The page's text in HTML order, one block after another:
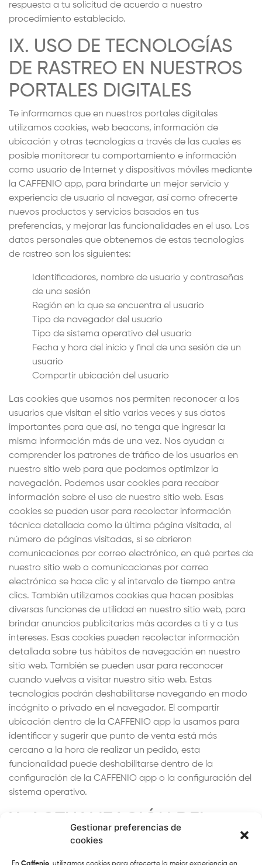
Gestionar preferencias de
cookies
respuesta a tu solicitud de acuerdo a nuestro
procedimiento establecido.
IX. USO DE TECNOLOGÍAS
DE RASTREO EN NUESTROS
PORTALES DIGITALES
Te informamos que en nuestros portales digitales
utilizamos cookies, web beacons, información de
ubicación y otras tecnologías a través de las cuales es
posible monitorear tu comportamiento e información
como usuario de Internet y dispositivos móviles mediante
la CAFFENIO app, para brindarte un mejor servicio y
experiencia de usuario al navegar, así como ofrecerte
nuevos productos y servicios basados en tus
preferencias, y mejorar las funcionalidades en el uso. Los
datos personales que obtenemos de estas tecnologías
de rastreo son los siguientes:
Identificadores, nombre de usuario y contraseñas
de una sesión
Región en la que se encuentra el usuario
Tipo de navegador del usuario
Tipo de sistema operativo del usuario
Fecha y hora del inicio y final de una sesión de un
usuario
Compartir ubicación del usuario
Las cookies que usamos nos permiten reconocer a los
usuarios que visitan el sitio varias veces y sus datos
importantes para que así, no tenga que ingresar la
misma información más de una vez. Nos ayudan a
comprender los patrones de tráfico de los usuarios en
nuestro sitio web para que podamos optimizar la
navegación. Podemos usar cookies para recabar
información sobre el uso de nuestro sitio web. Esas
cookies se pueden usar para recolectar información
técnica detallada como la última página visitada, el
número de páginas visitadas, si se abrieron
comunicaciones por correo electrónico, en qué partes de
nuestro sitio web o comunicaciones por correo
electrónico se hace clic y el intervalo de tiempo entre
clics. También utilizamos cookies que hacen posibles
diversas funciones de utilidad en nuestro sitio web, para
brindar anuncios publicitarios más acordes a ti y a tus
intereses. Esas cookies pueden recolectar información
detallada sobre tus hábitos de navegación en nuestro
sitio web. También se pueden usar para reconocer
cuando vuelvas a visitar nuestro sitio web. Estas
tecnologías podrán deshabilitarse navegando en modo
incógnito o privado en el navegador. El compartir
ubicación dentro de la CAFFENIO app la usamos para
identificar y sugerir que punto de venta está más
cercano a la hora de realizar un pedido, esta
funcionalidad puede deshabilitarse dentro de la
configuración de la CAFFENIO app o la configuración del
sistema operativo.
X. ACTUALIZACIÓN DEL
AVISO DE PRIVACIDAD